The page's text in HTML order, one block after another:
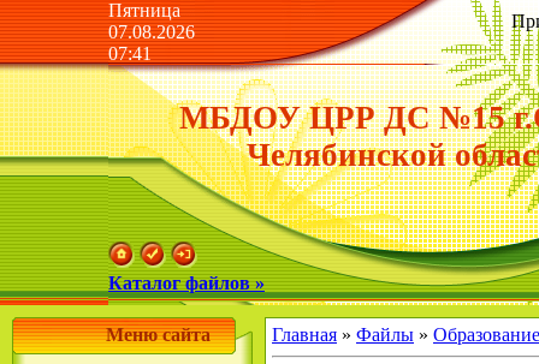
Пятница
07.08.2026
07:41
МБДОУ ЦРР ДС №15
Челябинской
Каталог файлов »
Меню сайта Главная » Файлы » Образование